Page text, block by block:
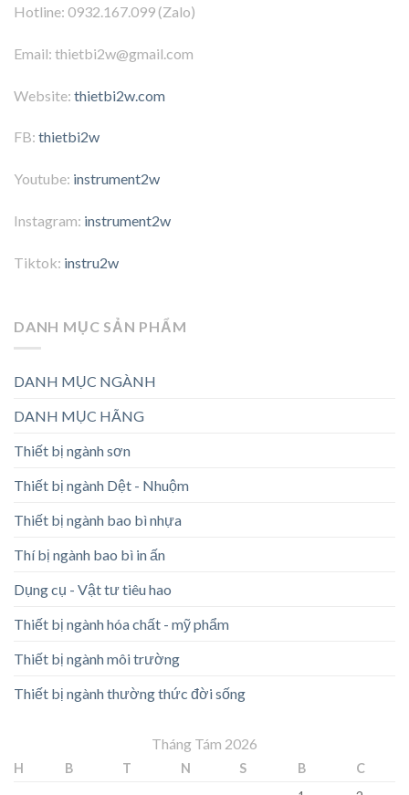
Hotline: 0932.167.099 (Zalo)
Email: thietbi2w@gmail.com
Website: thietbi2w.com
FB: thietbi2w
Youtube: instrument2w
Instagram: instrument2w
Tiktok: instru2w
DANH MỤC SẢN PHẨM
DANH MỤC NGÀNH
DANH MỤC HÃNG
Thiết bị ngành sơn
Thiết bị ngành Dệt - Nhuộm
Thiết bị ngành bao bì nhựa
Thí bị ngành bao bì in ấn
Dụng cụ - Vật tư tiêu hao
Thiết bị ngành hóa chất - mỹ phẩm
Thiết bị ngành môi trường
Thiết bị ngành thường thức đời sống
Tháng Tám 2026
H B T N S B
C